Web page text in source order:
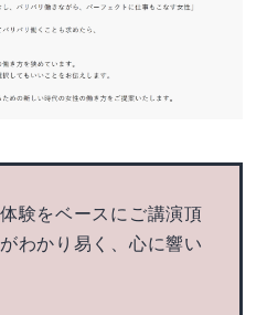
験をベースにご講演頂
わかり易く、心に響い